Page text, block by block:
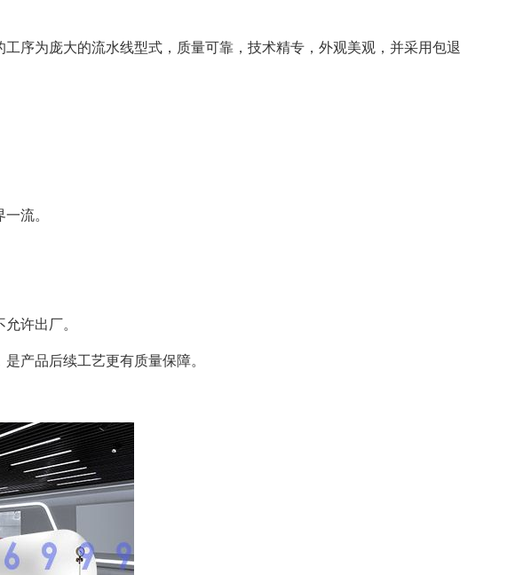
序为庞大的流水线型式，质量可靠，技术精专，外观美观，并采用包退
流。
许出厂。
产品后续工艺更有质量保障。